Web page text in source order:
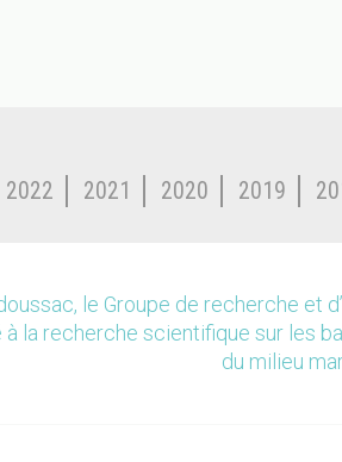
2022 2021 2020 2019
le Groupe de recherche et
la recherche scientifique sur les
du milieu